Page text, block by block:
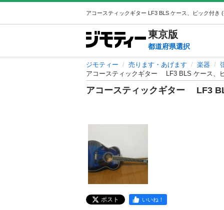
東京版
都道府県選択
ジモティー 売ります・あげます 楽器
アコースティックギター LF3 BLS ケース、
アコースティックギター LF3
ポスト いいね！